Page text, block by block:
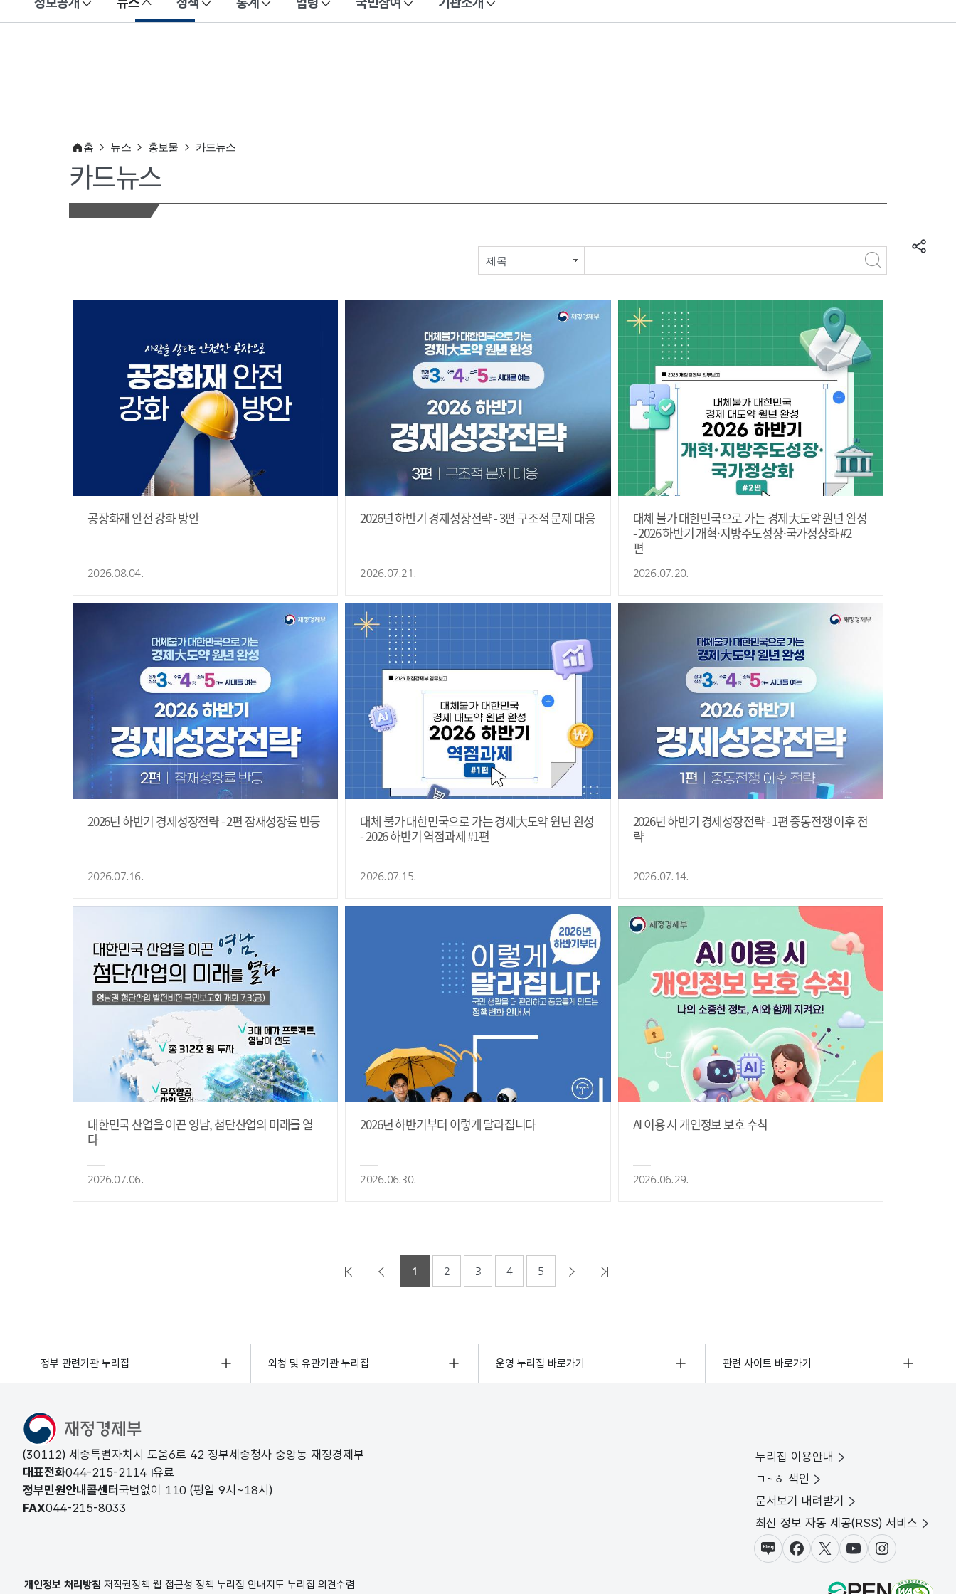
이 누리집은 대한민국 공식 전자정부 누리집입니다.
홈 뉴스 홍보물 카드뉴스
카드뉴스
제목
공장화재 안전 강화 방안
2026.08.04.
2026년 하반기 경제성장전략 - 3편 구조적 문제 대응
2026.07.21.
대체 불가 대한민국으로 가는 경제大도약 원년 완성
- 2026 하반기 개혁·지방주도성장·국가정상화 #2
편
2026.07.20.
2026년 하반기 경제성장전략 - 2편 잠재성장률 반등
2026.07.16.
대체 불가 대한민국으로 가는 경제大도약 원년 완성
- 2026 하반기 역점과제 #1편
2026.07.15.
2026년 하반기 경제성장전략 - 1편 중동전쟁 이후 전
략
2026.07.14.
대한민국 산업을 이끈 영남, 첨단산업의 미래를 열
다
2026.07.06.
2026년 하반기부터 이렇게 달라집니다
2026.06.30.
AI 이용 시 개인정보 보호 수칙
2026.06.29.
1 2 3 4 5
정부 관련기관 누리집 외청 및 유관기관 누리집 운영 누리집 바로가기 관련 사이트 바로가기
(30112) 세종특별자치시 도움6로 42 정부세종청사 중앙동 재정경제부
대표전화044-215-2114 유료
정부민원안내콜센터 국번없이 110 (평일 9시~18시)
FAX044-215-8033
누리집 이용안내
ㄱ~ㅎ 색인
문서보기 내려받기
최신 정보 자동 제공(RSS) 서비스
블로그페이스북X(트위터)
유튜브인스타그램
개인정보 처리방침 저작권정책 웹 접근성 정책 누리집 안내지도 누리집 의견수렴